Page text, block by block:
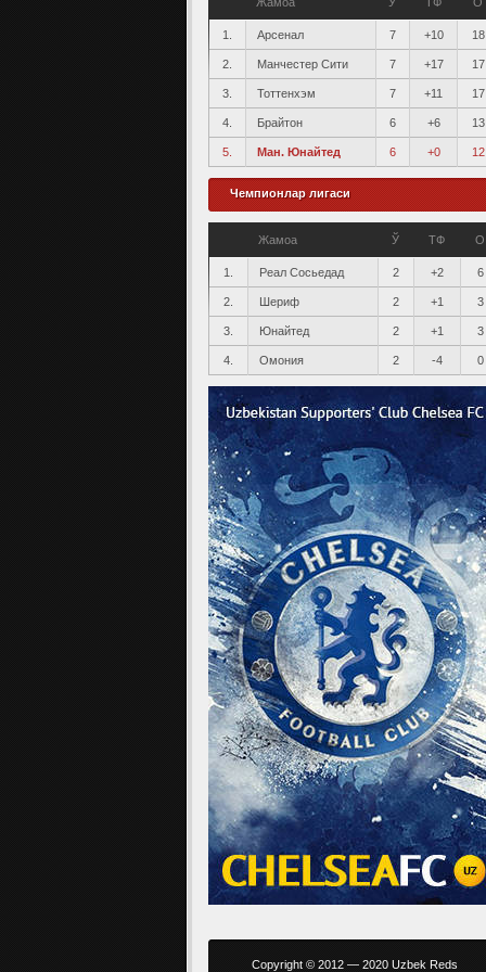
1. Арсенал 7 +10 18
2. Манчестер Сити 7 +17 17
3. Тоттенхэм 7 +11 17
4. Брайтон 6 +6 13
5. Ман. Юнайтед 6 +0 12
Чемпионлар лигаси
Жамоа Ў ТФ О
1. Реал Сосьедад 2 +2 6
2. Шериф 2 +1 3
3. Юнайтед 2 +1 3
4. Омония 2 -4 0
Copyright © 2012 — 2020 Uzbek Reds